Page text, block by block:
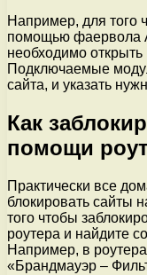
Например, для того
помощью фаервола
необходимо
Подключаемые
сайта, и указать
Как
помощи
Практически все
блокировать сайты
того чтобы
роутера и найдите
Например, в
«Брандмауэр –